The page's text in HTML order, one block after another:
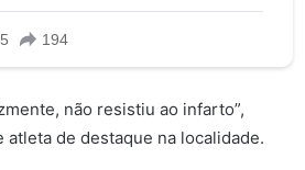
não resistiu ao infarto”,
de destaque na localidade.